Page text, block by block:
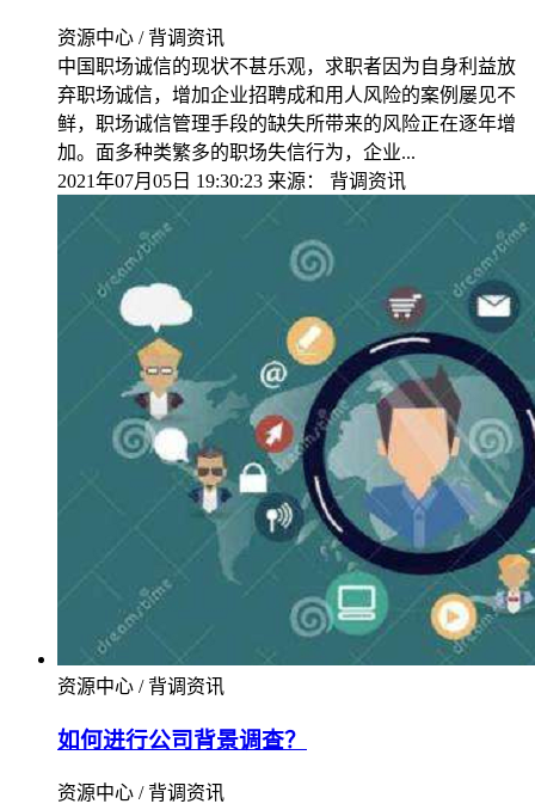
资源中心 / 背调资讯
中国职场诚信的现状不甚乐观，求职者因为自身利益放
弃职场诚信，增加企业招聘成和用人风险的案例屡见不
鲜，职场诚信管理手段的缺失所带来的风险正在逐年增
加。面多种类繁多的职场失信行为，企业...
2021年07月05日 19:30:23 来源： 背调资讯
资源中心 / 背调资讯
如何进行公司背景调查？
资源中心 / 背调资讯